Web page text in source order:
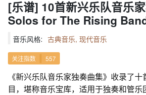
[乐谱] 10首新兴乐队音乐
Solos for The Rising
音乐风格: 古典音乐, 现代音乐
关注指数 557
《新兴乐队音乐家独奏曲集》收录了
目，堪称音乐宝库，适用于独奏和管